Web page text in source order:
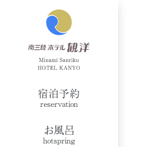
宿泊予約
reservation
お風呂
hotspring